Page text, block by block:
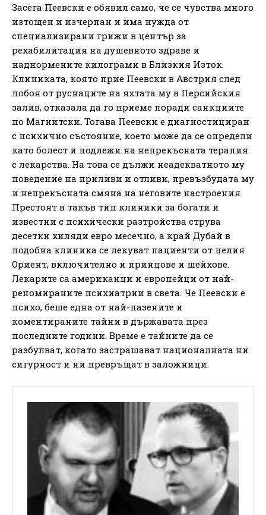
Засега Пеевски е обявил само, че се чувства много
изтощен и изчерпан и има нужда от
специализирани грижи в център за
рехабилитация на душевното здраве и
наднормените килограми в Близкия Изток.
Клиниката, която прие Пеевски в Австрия след
побоя от руснаците на яхтата му в Персийския
залив, отказала да го приеме поради санкциите
по Магнитски. Тогава Пеевски е диагностициран
с психично състояние, което може да се определи
като болест и подлежи на непрекъсната терапия
с лекарства. На това се дължи неадекватното му
поведение на приливи и отливи, превъзбудата му
и непрекъсната смяна на неговите настроения.
Престоят в такъв тип клиники за богати и
известни с психически разтройства струва
десетки хиляди евро месечно, а край Дубай в
подобна клиника се лекуват пациенти от целия
Ориент, включително и принцове и шейхове.
Лекарите са американци и европейци от най-
реномираните психиатрии в света. Че Пеевски е
психо, беше една от най-пазените и
коментираните тайни в държавата през
последните години. Време е тайните да се
разбулват, когато застрашават националната ни
сигурност и ни превръщат в заложници.